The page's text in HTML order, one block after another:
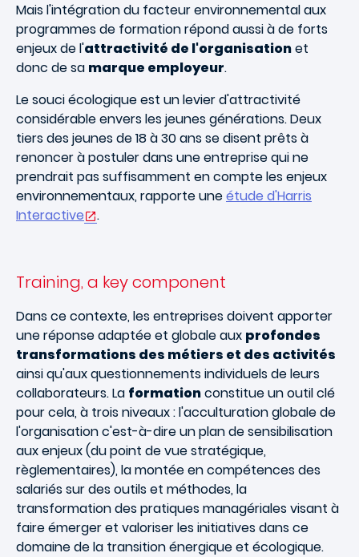
Mais l'intégration du facteur environnemental aux
programmes de formation répond aussi à de forts
enjeux de l'attractivité de l'organisationet
donc de sa marque employeur.
Le souci écologique est un levier d'attractivité
considérable envers les jeunes générations. Deux
tiers des jeunes de 18 à 30 ans se disent prêts à
renoncer à postuler dans une entreprise qui ne
prendrait pas suffisamment en compte les enjeux
environnementaux, rapporte uneétude d'Harris
Interactive
.
Training, a key component
Dans ce contexte, les entreprises doivent apporter
une réponse adaptée et globale aux profondes
transformations des métiers et des activités
ainsi qu'aux questionnements individuels de leurs
collaborateurs. La formationconstitue un outil clé
pour cela, à trois niveaux : l'acculturation globale de
l'organisation c'est-à-dire un plan de sensibilisation
aux enjeux (du point de vue stratégique,
règlementaires), la montée en compétences des
salariés sur des outils et méthodes, la
transformation des pratiques managériales visant à
faire émerger et valoriser les initiatives dans ce
domaine de la transition énergique et écologique.